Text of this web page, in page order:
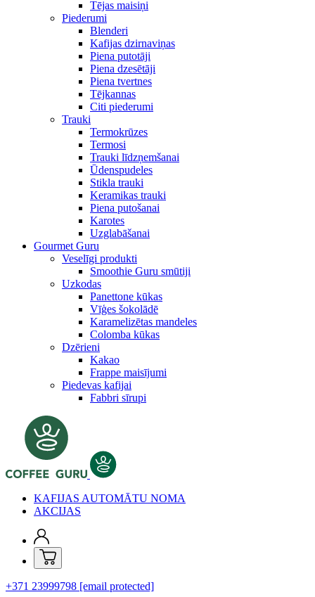
Tējas maisiņi
Piederumi
Blenderi
Kafijas dzirnaviņas
Piena putotāji
Piena dzesētāji
Piena tvertnes
Tējkannas
Citi piederumi
Trauki
Termokrūzes
Termosi
Trauki līdzņemšanai
Ūdenspudeles
Stikla trauki
Keramikas trauki
Piena putošanai
Karotes
Uzglabāšanai
Gourmet Guru
Veselīgi produkti
Smoothie Guru smūtiji
Uzkodas
Panettone kūkas
Vīģes šokolādē
Karamelizētas mandeles
Colomba kūkas
Dzērieni
Kakao
Frappe maisījumi
Piedevas kafijai
Fabbri sīrupi
KAFIJAS AUTOMĀTU NOMA
AKCIJAS
+371 23999798 [email protected]